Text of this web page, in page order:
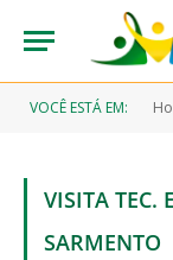
VOCÊ ESTÁ EM:
VISITA TEC.
SARMENTO